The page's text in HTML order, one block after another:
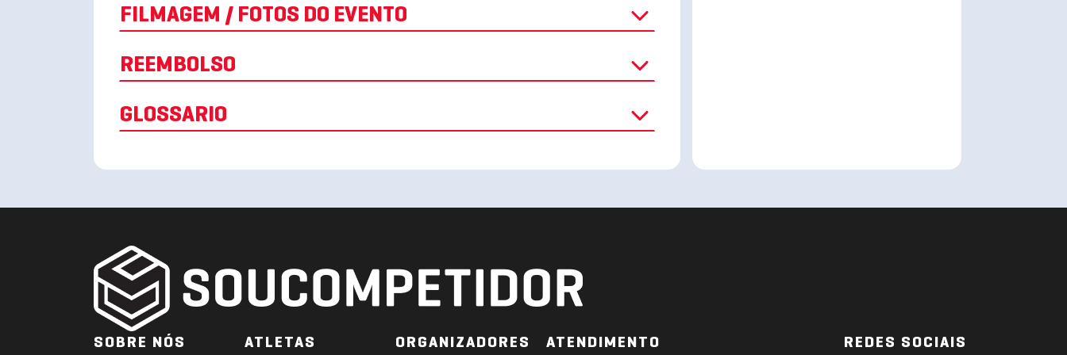
FILMAGEM / FOTOS DO EVENTO
REEMBOLSO
GLOSSARIO
SOBRE NÓS ATLETAS ORGANIZADORES ATENDIMENTO REDES SOCIAIS